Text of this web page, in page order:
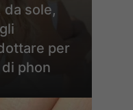
da sole,
per
phon